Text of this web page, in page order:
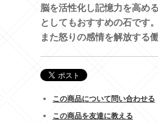
脳を活性化し記憶力を高め
としてもおすすめの石です
また怒りの感情を解放する
この商品について問い合わせる
この商品を友達に教える